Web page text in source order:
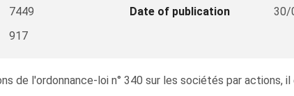
7449 Date of publication 30/
917
de l'ordonnance-loi n° 340 sur les sociétés par actions,